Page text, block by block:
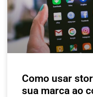
Como usar
sua marca ao